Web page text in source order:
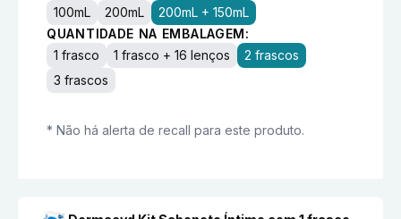
100mL
200mL
200mL + 150mL
QUANTIDADE NA EMBALAGEM:
1 frasco
1 frasco + 16 lenços
2 frascos
3 frascos
* Não há alerta de recall para este produto.